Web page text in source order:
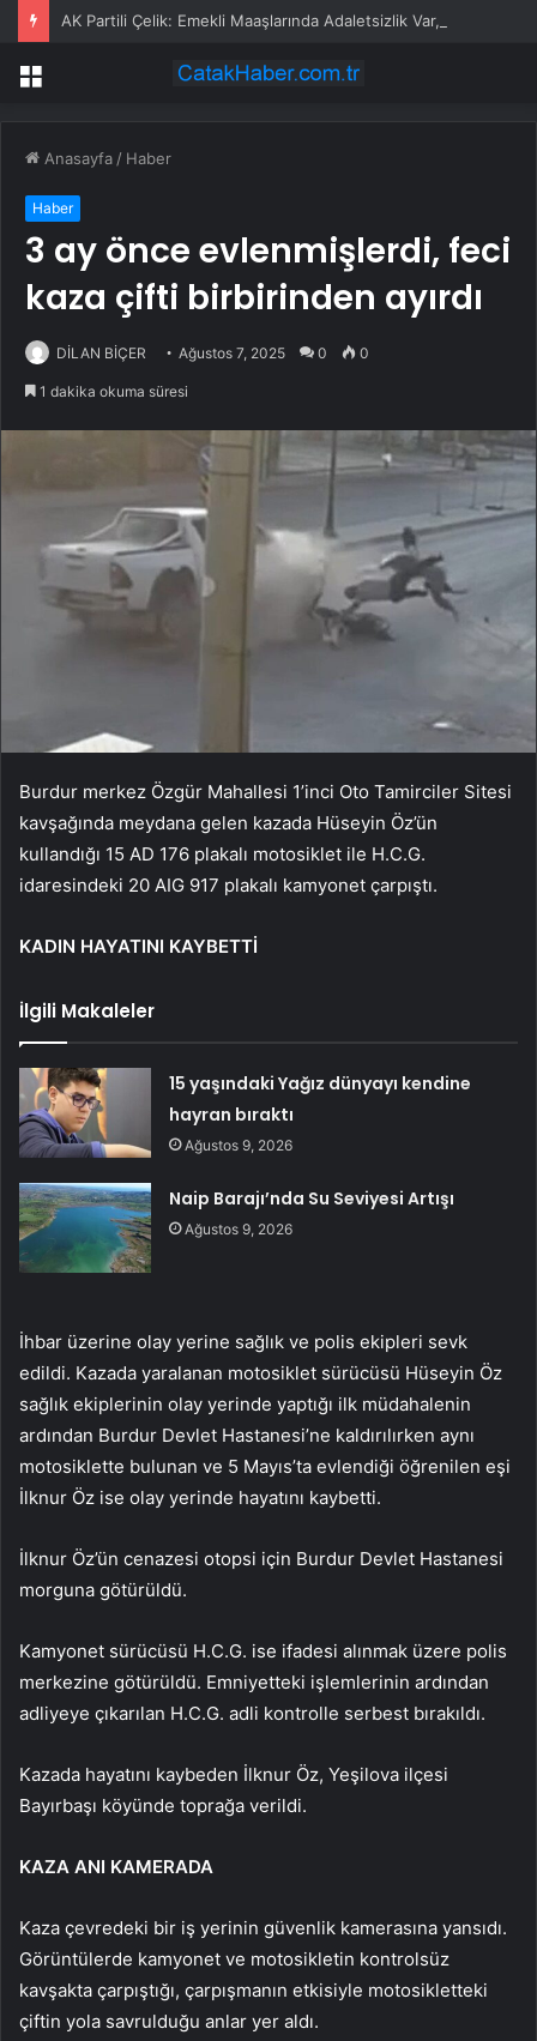
Menü
Anasayfa / Haber
Haber
3 ay önce evlenmişlerdi, feci
kaza çifti birbirinden ayırdı
DİLAN BİÇER Ağustos 7, 2025 0 0
1 dakika okuma süresi
Burdur merkez Özgür Mahallesi 1’inci Oto Tamirciler Sitesi
kavşağında meydana gelen kazada Hüseyin Öz’ün
kullandığı 15 AD 176 plakalı motosiklet ile H.C.G.
idaresindeki 20 AIG 917 plakalı kamyonet çarpıştı.
KADIN HAYATINI KAYBETTİ
İlgili Makaleler
15 yaşındaki Yağız dünyayı kendine
hayran bıraktı
Ağustos 9, 2026
Naip Barajı’nda Su Seviyesi Artışı
Ağustos 9, 2026
İhbar üzerine olay yerine sağlık ve polis ekipleri sevk
edildi. Kazada yaralanan motosiklet sürücüsü Hüseyin Öz
sağlık ekiplerinin olay yerinde yaptığı ilk müdahalenin
ardından Burdur Devlet Hastanesi’ne kaldırılırken aynı
motosiklette bulunan ve 5 Mayıs’ta evlendiği öğrenilen eşi
İlknur Öz ise olay yerinde hayatını kaybetti.
İlknur Öz’ün cenazesi otopsi için Burdur Devlet Hastanesi
morguna götürüldü.
Kamyonet sürücüsü H.C.G. ise ifadesi alınmak üzere polis
merkezine götürüldü. Emniyetteki işlemlerinin ardından
adliyeye çıkarılan H.C.G. adli kontrolle serbest bırakıldı.
Kazada hayatını kaybeden İlknur Öz, Yeşilova ilçesi
Bayırbaşı köyünde toprağa verildi.
KAZA ANI KAMERADA
Kaza çevredeki bir iş yerinin güvenlik kamerasına yansıdı.
Görüntülerde kamyonet ve motosikletin kontrolsüz
kavşakta çarpıştığı, çarpışmanın etkisiyle motosikletteki
çiftin yola savrulduğu anlar yer aldı.